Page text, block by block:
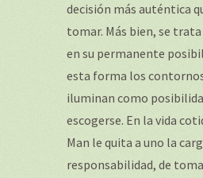
decisión más auténtica
tomar. Más bien, se
en su permanente
esta forma los
iluminan como
escogerse. En la vida
Man le quita a uno la
responsabilidad, de